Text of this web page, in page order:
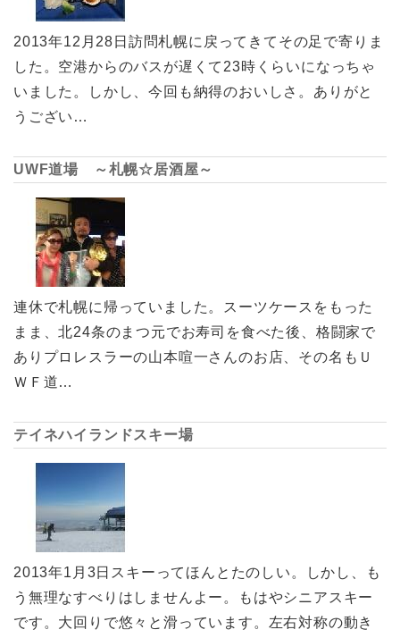
2013年12月28日訪問札幌に戻ってきてその足で寄りま
した。空港からのバスが遅くて23時くらいになっちゃ
いました。しかし、今回も納得のおいしさ。ありがと
うござい…
UWF道場 ～札幌☆居酒屋～
連休で札幌に帰っていました。スーツケースをもった
まま、北24条のまつ元でお寿司を食べた後、格闘家で
ありプロレスラーの山本喧一さんのお店、その名もＵ
ＷＦ道…
テイネハイランドスキー場
2013年1月3日スキーってほんとたのしい。しかし、も
う無理なすべりはしませんよー。もはやシニアスキー
です。大回りで悠々と滑っています。左右対称の動き